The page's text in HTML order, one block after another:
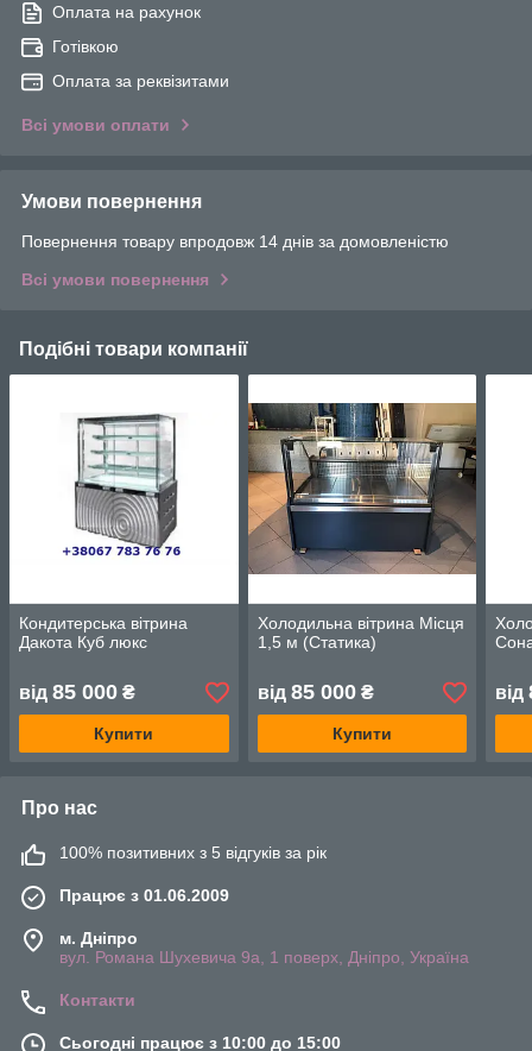
Оплата на рахунок
Готівкою
Оплата за реквізитами
Всі умови оплати
Умови повернення
Повернення товару впродовж 14 днів за домовленістю
Всі умови повернення
Подібні товари компанії
Кондитерська вітрина
Дакота Куб люкс
від 85 000 ₴
Купити
Холодильна вітрина Місця
1,5 м (Статика)
від 85 000₴
Купити
від
Про нас
100% позитивних з 5 відгуків за рік
Працює з 01.06.2009
м. Дніпро
вул. Романа Шухевича 9а, 1 поверх, Дніпро, Україна
Контакти
Сьогодні працює з 10:00 до 15:00